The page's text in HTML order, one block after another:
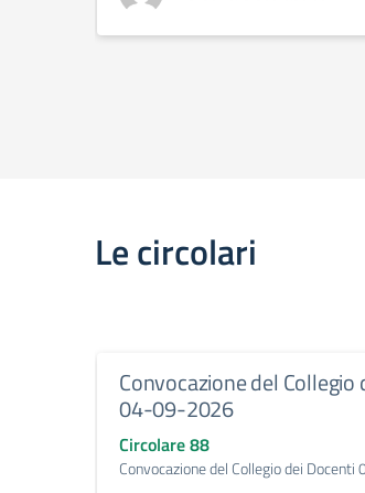
Le circolari
Convocazione del Collegio
04-09-2026
Circolare 88
Convocazione del Collegio dei